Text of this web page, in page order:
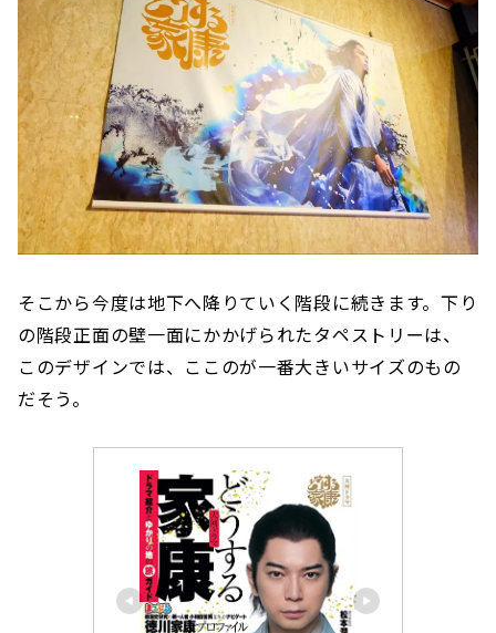
そこから今度は地下へ降りていく階段に続きます。下り
の階段正面の壁一面にかかげられたタペストリーは、
このデザインでは、ここのが一番大きいサイズのもの
だそう。